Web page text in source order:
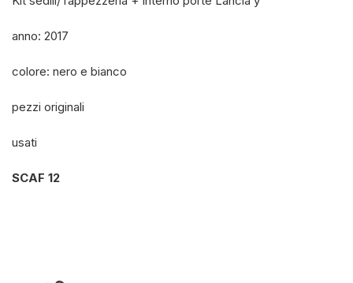
anno: 2017
colore: nero e bianco
pezzi originali
usati
SCAF 12